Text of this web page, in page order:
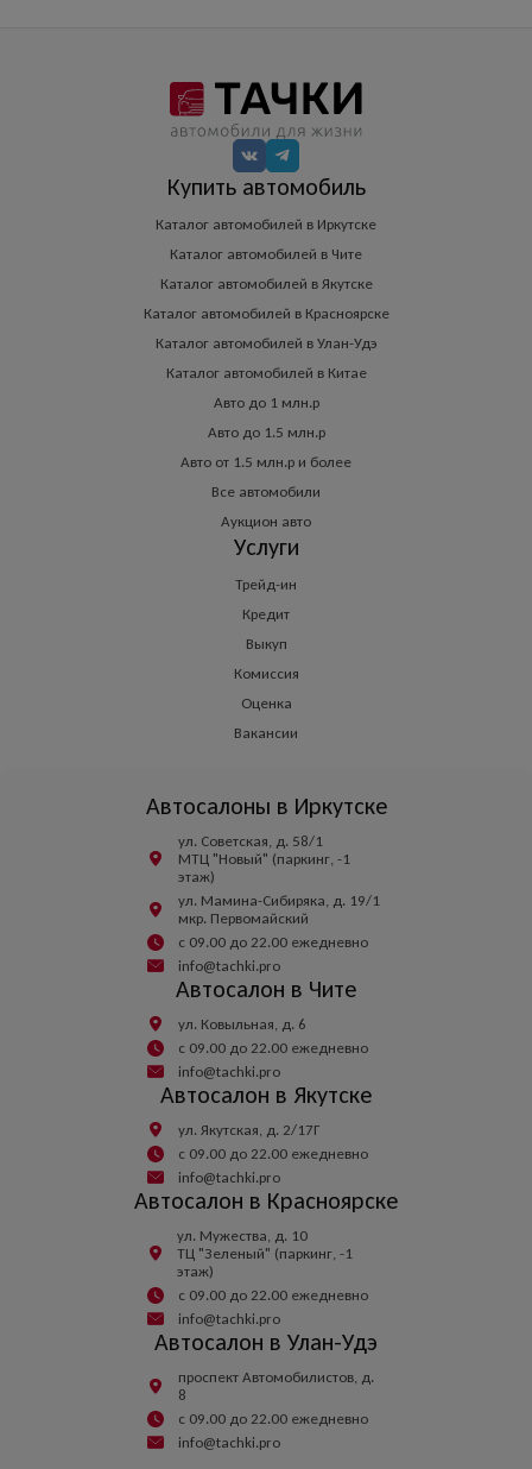
Купить автомобиль
Каталог автомобилей в Иркутске
Каталог автомобилей в Чите
Каталог автомобилей в Якутске
Каталог автомобилей в Красноярске
Каталог автомобилей в Улан-Удэ
Каталог автомобилей в Китае
Авто до 1 млн.р
Авто до 1.5 млн.р
Авто от 1.5 млн.р и более
Все автомобили
Аукцион авто
Услуги
Трейд-ин
Кредит
Выкуп
Комиссия
Оценка
Вакансии
Автосалоны в Иркутске
ул. Советская, д. 58/1
МТЦ "Новый" (паркинг, -1
этаж)
ул. Мамина-Сибиряка, д. 19/1
мкр. Первомайский
с 09.00 до 22.00 ежедневно
info@tachki.pro
Автосалон в Чите
ул. Ковыльная, д. 6
с 09.00 до 22.00 ежедневно
info@tachki.pro
Автосалон в Якутске
ул. Якутская, д. 2/17Г
с 09.00 до 22.00 ежедневно
info@tachki.pro
Автосалон в Красноярске
ул. Мужества, д. 10
ТЦ "Зеленый" (паркинг, -1
этаж)
с 09.00 до 22.00 ежедневно
info@tachki.pro
Автосалон в Улан-Удэ
проспект Автомобилистов, д.
8
с 09.00 до 22.00 ежедневно
info@tachki.pro